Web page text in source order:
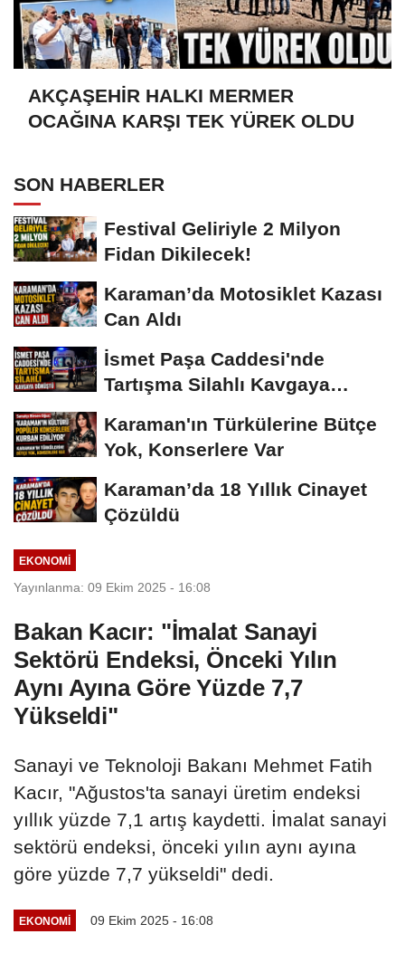
AKÇAŞEHİR HALKI MERMER
OCAĞINA KARŞI TEK YÜREK OLDU
SON HABERLER
Festival Geliriyle 2 Milyon
Fidan Dikilecek!
Karaman’da Motosiklet Kazası
Can Aldı
İsmet Paşa Caddesi'nde
Tartışma Silahlı Kavgaya
Karaman'ın Türkülerine Bütçe
Yok, Konserlere Var
Karaman’da 18 Yıllık Cinayet
Çözüldü
EKONOMI
Yayınlanma: 09 Ekim 2025 - 16:08
Bakan Kacır: "İmalat Sanayi
Sektörü Endeksi, Önceki Yılın
Aynı Ayına Göre Yüzde 7,7
Yükseldi"
Sanayi ve Teknoloji Bakanı Mehmet Fatih
Kacır, "Ağustos'ta sanayi üretim endeksi
yıllık yüzde 7,1 artış kaydetti. İmalat sanayi
sektörü endeksi, önceki yılın aynı ayına
göre yüzde 7,7 yükseldi" dedi.
EKONOMI 09 Ekim 2025 - 16:08